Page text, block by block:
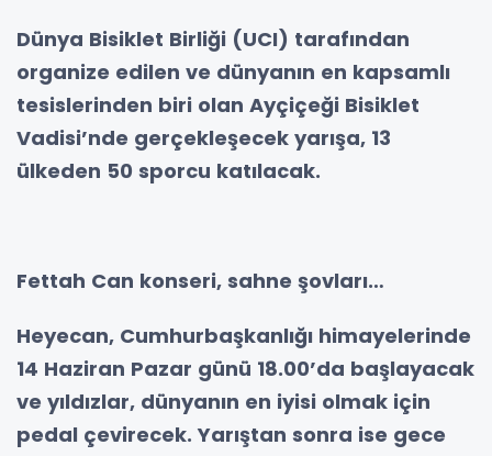
Dünya Bisiklet Birliği (UCI) tarafından
organize edilen ve dünyanın en kapsamlı
tesislerinden biri olan Ayçiçeği Bisiklet
Vadisi’nde gerçekleşecek yarışa, 13
ülkeden 50 sporcu katılacak.
Fettah Can konseri, sahne şovları…
Heyecan, Cumhurbaşkanlığı himayelerinde
14 Haziran Pazar günü 18.00’da başlayacak
ve yıldızlar, dünyanın en iyisi olmak için
pedal çevirecek. Yarıştan sonra ise gece